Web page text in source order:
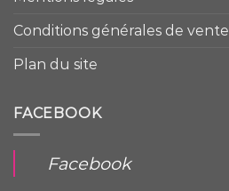
Conditions générales de vente
Plan du site
FACEBOOK
Facebook